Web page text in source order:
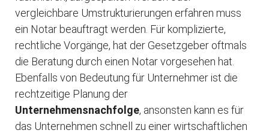
vergleichbare Umstrukturierungen erfahren muss
ein Notar beauftragt werden. Für komplizierte,
rechtliche Vorgänge, hat der Gesetzgeber oftmals
die Beratung durch einen Notar vorgesehen hat.
Ebenfalls von Bedeutung für Unternehmer ist die
rechtzeitige Planung der
Unternehmensnachfolge, ansonsten kann es für
das Unternehmen schnell zu einer wirtschaftlichen